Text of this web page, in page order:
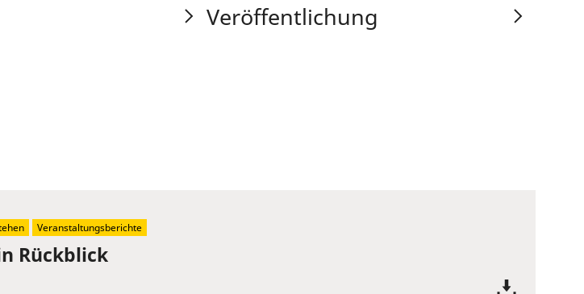
Veröffentlichung
Rückblick
Veranstaltungsberichte